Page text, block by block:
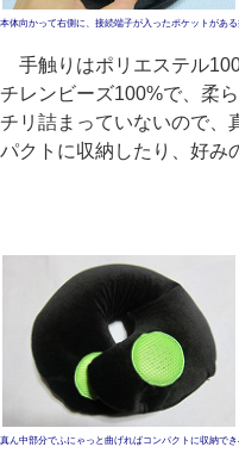
本体向かって右側に、接続端子が入ったポケットがある
手触りはポリエステル
チレンビーズ100%で、柔
チリ詰まっていないので、
パクトに収納したり、好み
真ん中部分でふにゃっと曲げればコンパクトに収納でき